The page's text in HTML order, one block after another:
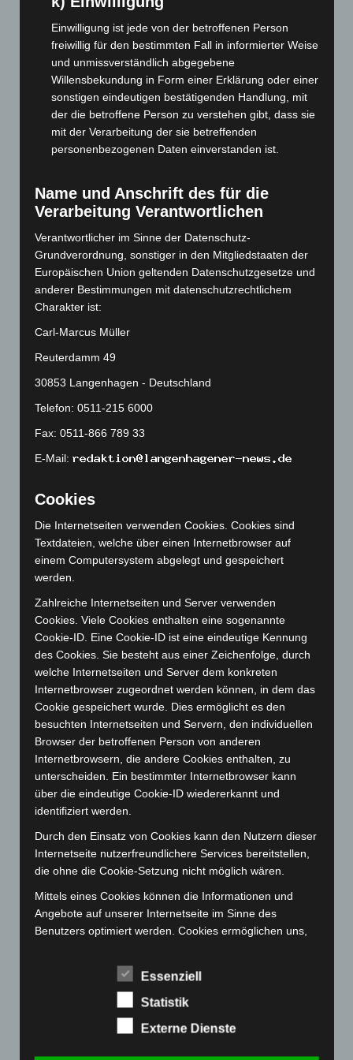
August 2025(90)
Juli 2025(90)
Juni 2025 (103)
Mai 2025(112)
April 2025(88)
März 2025(111)
Januar 2025 (88)
Dezember 2024(89)
November 2024(94)
Oktober 2024(93)
September 2024
(112)
August 2024(107)
Juli 2024(89)
Juni 2024(107)
Mai 2024 (149)
April 2024(102)
Dezember 2023
November 2023(130)
Oktober 2023 (114)
September 2023(133)
Juli 2023
(118)
Juni 2023(142)
Mai 2023(139)
April 2023(155)
März 2023(174)
Februar 2023(154)
Januar 2023(140)
Dezember 2022 (130)
November 2022
(167)
September 2022(205)
August 2022(166)
Juli 2022 (133)
Juni 2022(167)
(189)
Einwilligung ist jede von der betroffenen Person
freiwillig für den bestimmten Fall in informierter Weise
und unmissverständlich abgegebene
Willensbekundung in Form einer Erklärung oder einer
sonstigen eindeutigen bestätigenden Handlung, mit
der die betroffene Person zu verstehen gibt, dass sie
mit der Verarbeitung der sie betreffenden
personenbezogenen Daten einverstanden ist.
Name und Anschrift des für die
Verarbeitung Verantwortlichen
Verantwortlicher im Sinne der Datenschutz-
Grundverordnung, sonstiger in den Mitgliedstaaten der
Europäischen Union geltenden Datenschutzgesetze und
anderer Bestimmungen mit datenschutzrechtlichem
Charakter ist:
Carl-Marcus Müller
Reuterdamm 49
30853 Langenhagen - Deutschland
Telefon: 0511-215 6000
Fax: 0511-866 789 33
E-Mail:
Cookies
Die Internetseiten verwenden Cookies. Cookies sind
Textdateien, welche über einen Internetbrowser auf
einem Computersystem abgelegt und gespeichert
werden.
Zahlreiche Internetseiten und Server verwenden
Cookies. Viele Cookies enthalten eine sogenannte
Cookie-ID. Eine Cookie-ID ist eine eindeutige Kennung
des Cookies. Sie besteht aus einer Zeichenfolge, durch
welche Internetseiten und Server dem konkreten
Internetbrowser zugeordnet werden können, in dem das
Cookie gespeichert wurde. Dies ermöglicht es den
besuchten Internetseiten und Servern, den individuellen
Browser der betroffenen Person von anderen
Internetbrowsern, die andere Cookies enthalten, zu
unterscheiden. Ein bestimmter Internetbrowser kann
über die eindeutige Cookie-ID wiedererkannt und
identifiziert werden.
Durch den Einsatz von Cookies kann den Nutzern dieser
Internetseite nutzerfreundlichere Services bereitstellen,
die ohne die Cookie-Setzung nicht möglich wären.
Mittels eines Cookies können die Informationen und
Angebote auf unserer Internetseite im Sinne des
Benutzers optimiert werden. Cookies ermöglichen uns,
wiederzuerkennen. Zweck dieser Wiedererkennung ist
es, den Nutzern die Verwendung unserer Internetseite
zu erleichtern. Der Benutzer einer Internetseite, die
Cookies verwendet, muss beispielsweise nicht bei jedem
Besuch der Internetseite erneut seine Zugangsdaten
Essenziell
Statistik
Externe Dienste